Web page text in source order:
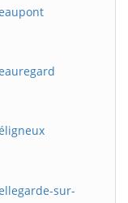
sur-